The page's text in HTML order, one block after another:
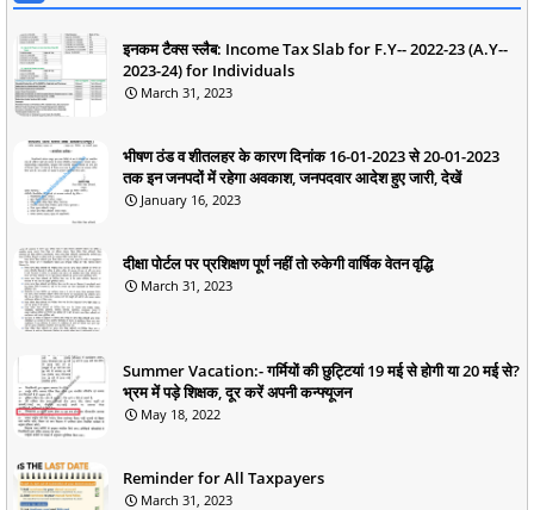
इनकम टैक्स स्लैब: Income Tax Slab for F.Y-- 2022-23 (A.Y--
2023-24) for Individuals
March 31, 2023
भीषण ठंड व शीतलहर के कारण दिनांक 16-01-2023 से 20-01-2023
तक इन जनपदों में रहेगा अवकाश, जनपदवार आदेश हुए जारी, देखें
January 16, 2023
दीक्षा पोर्टल पर प्रशिक्षण पूर्ण नहीं तो रुकेगी वार्षिक वेतन वृद्धि
March 31, 2023
Summer Vacation:- गर्मियों की छुट्टियां 19 मई से होगी या 20 मई से?
भ्रम में पड़े शिक्षक, दूर करें अपनी कन्फ्यूजन
May 18, 2022
Reminder for All Taxpayers
March 31, 2023